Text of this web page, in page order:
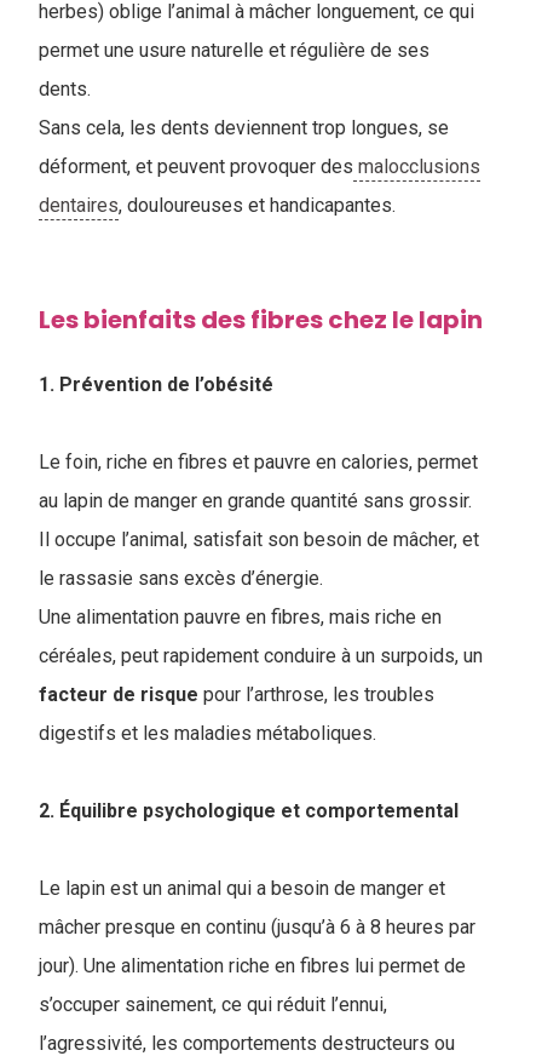
herbes) oblige l’animal à mâcher longuement, ce qui
permet une usure naturelle et régulière de ses
dents.
Sans cela, les dents deviennent trop longues, se
déforment, et peuvent provoquer des malocclusions
dentaires, douloureuses et handicapantes.
Les bienfaits des fibres chez le lapin
1. Prévention de l’obésité
Le foin, riche en fibres et pauvre en calories, permet
au lapin de manger en grande quantité sans grossir.
Il occupe l’animal, satisfait son besoin de mâcher, et
le rassasie sans excès d’énergie.
Une alimentation pauvre en fibres, mais riche en
céréales, peut rapidement conduire à un surpoids, un
facteur de risque pour l’arthrose, les troubles
digestifs et les maladies métaboliques.
2. Équilibre psychologique et comportemental
Le lapin est un animal qui a besoin de manger et
mâcher presque en continu (jusqu’à 6 à 8 heures par
jour). Une alimentation riche en fibres lui permet de
s’occuper sainement, ce qui réduit l’ennui,
l’agressivité, les comportements destructeurs ou